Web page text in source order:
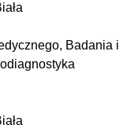
Badania i